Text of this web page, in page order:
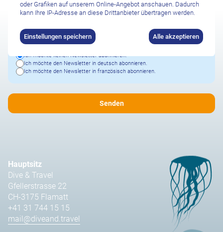
Ich habe dieDatenschutzbestimmungen sowie den Haftungsausschluss
Ich möchte keinen Newsletter abonnieren.
Ich möchte den Newsletter in deutsch abonnieren.
Ich möchte den Newsletter in französisch abonnieren.
Hauptsitz
Dive & Travel
Gfellerstrasse 22
CH-3175 Flamatt
+41 31 744 15 15
mail@diveand.travel
oder Grafiken auf unserem Online-Angebot anschauen. Dadurch
kann Ihre IP-Adresse an diese Drittanbieter übertragen werden.
Einstellungen speichern Alle akzeptieren